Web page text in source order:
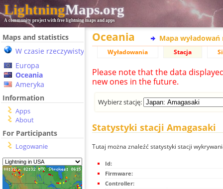
LightningMaps.org
A community project with free lightning maps and apps
Maps and statistics
W czasie rzeczywistym
Europa
Oceania
Ameryka
Information
Apps
About
For Participants
Logowanie
Oceania Mapa wyładowań
Wyładowania Stacja
Please note that the data
new ones in the future.
Wybierz stację:
Statystyki stacji Amagasaki
Tutaj można znaleźć statystyki stacji
Id:
Firmware:
Controller: